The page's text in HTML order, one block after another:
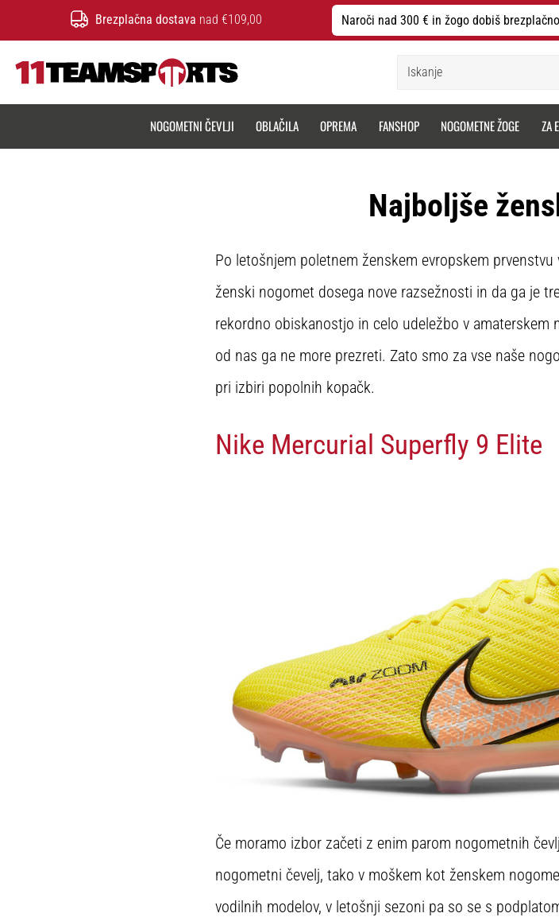
Brezplačna dostava nad €109,00 Naroči nad 300 € in žogo dobiš
NOGOMETNI ČEVLJI OBLAČILA OPREMA FANSHOP NOGOMETNE ŽOGE ZA
Najboljše
Po letošnjem poletnem ženskem evropskem
ženski nogomet dosega nove razsežnosti in da ga je
rekordno obiskanostjo in celo udeležbo v amaterskem
od nas ga ne more prezreti. Zato smo za vse naše
pri izbiri popolnih kopačk.
Nike Mercurial Superfly 9 Elite
Če moramo izbor začeti z enim parom nogometnih
nogometni čevelj, tako v moškem kot ženskem
vodilnih modelov, v letošnji sezoni pa so se s